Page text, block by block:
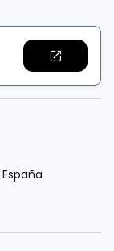
España